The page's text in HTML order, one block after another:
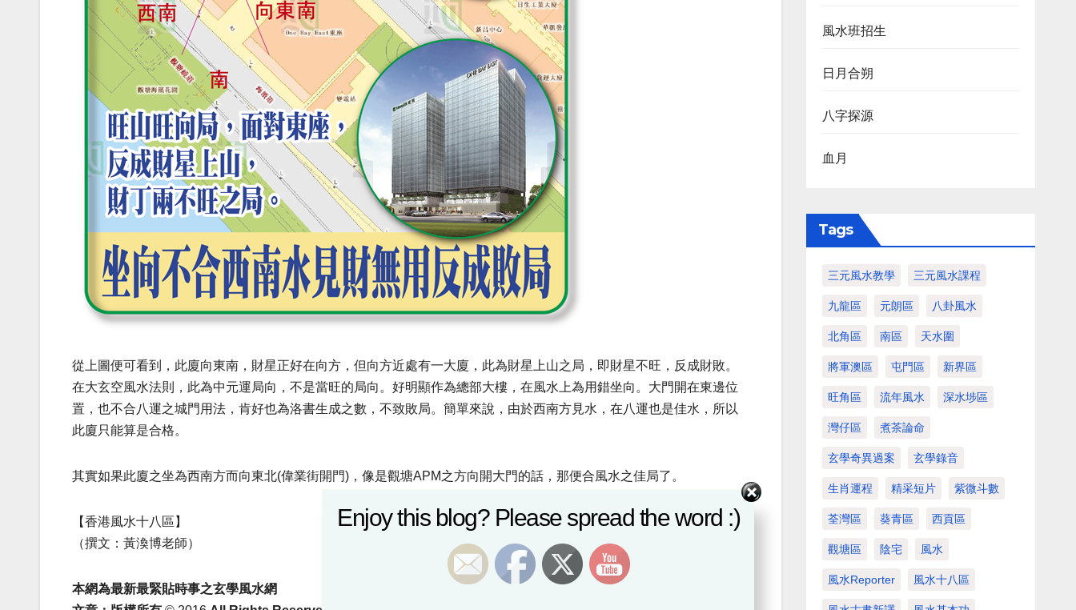
從上圖便可看到，此廈向東南，財星正好在向方，但向方近處有一大廈，此為財星上山之局，即財星不旺，反成財敗。
在大玄空風水法則，此為中元運局向，不是當旺的局向。好明顯作為總部大樓，在風水上為用錯坐向。大門開在東邊位
置，也不合八運之城門用法，肯好也為洛書生成之數，不致敗局。簡單來說，由於西南方見水，在八運也是佳水，所以
此廈只能算是合格。
其實如果此廈之坐為西南方而向東北(偉業街開門)，像是觀塘APM之方向開大門的話，那便合風水之佳局了。
【香港風水十八區】
（撰文：黃渙博老師）
本網為最新最緊貼時事之玄學風水網
風水班招生
日月合朔
八字探源
血月
Tags
三元風水教學 三元風水課程
九龍區 元朗區 八卦風水
北角區 南區 天水圍
將軍澳區 屯門區 新界區
旺角區 流年風水 深水埗區
灣仔區 煮茶論命
玄學奇異過案 玄學錄音
生肖運程 精采短片 紫微斗數
荃灣區 葵青區 西貢區
觀塘區 陰宅 風水
風水Reporter 風水十八區
Enjoy this blog? Please spread the word :)